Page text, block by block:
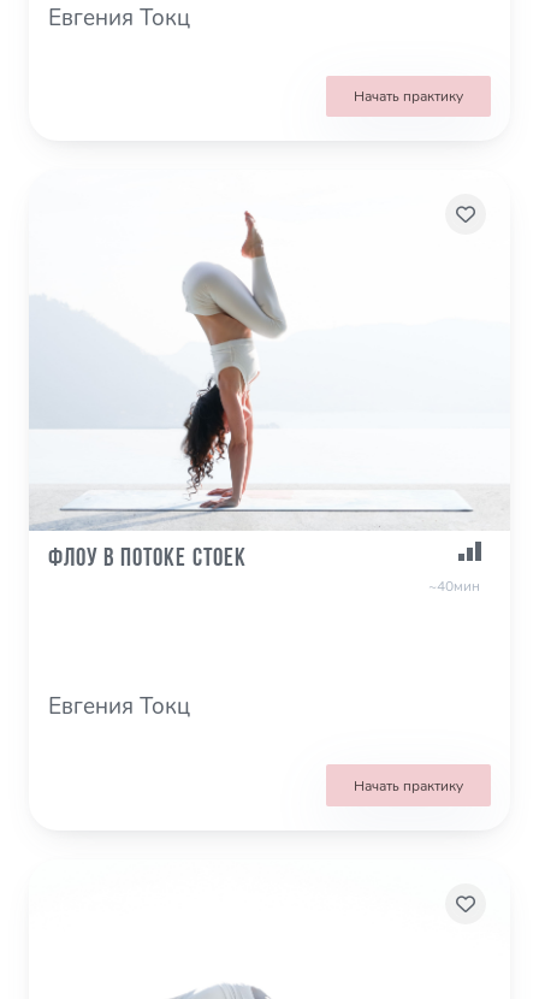
Евгения Токц
Начать практику
Флоу в потоке стоек
~40мин
Евгения Токц
Начать практику